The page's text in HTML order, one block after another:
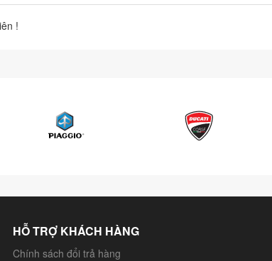
!
HỖ TRỢ KHÁCH HÀNG
Chính sách đổi trả hàng